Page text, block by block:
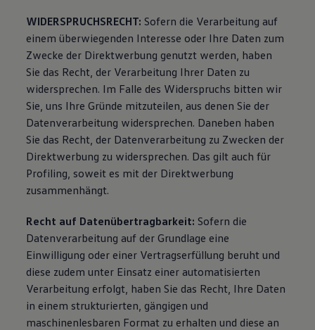
WIDERSPRUCHSRECHT:Sofern die Verarbeitung auf
einem überwiegenden Interesse oder Ihre Daten zum
Zwecke der Direktwerbung genutzt werden, haben
Sie das Recht, der Verarbeitung Ihrer Daten zu
widersprechen. Im Falle des Widerspruchs bitten wir
Sie, uns Ihre Gründe mitzuteilen, aus denen Sie der
Datenverarbeitung widersprechen. Daneben haben
Sie das Recht, der Datenverarbeitung zu Zwecken der
Direktwerbung zu widersprechen. Das gilt auch für
Profiling, soweit es mit der Direktwerbung
zusammenhängt.
Recht auf Datenübertragbarkeit:Sofern die
Datenverarbeitung auf der Grundlage eine
Einwilligung oder einer Vertragserfüllung beruht und
diese zudem unter Einsatz einer automatisierten
Verarbeitung erfolgt, haben Sie das Recht, Ihre Daten
in einem strukturierten, gängigen und
maschinenlesbaren Format zu erhalten und diese an